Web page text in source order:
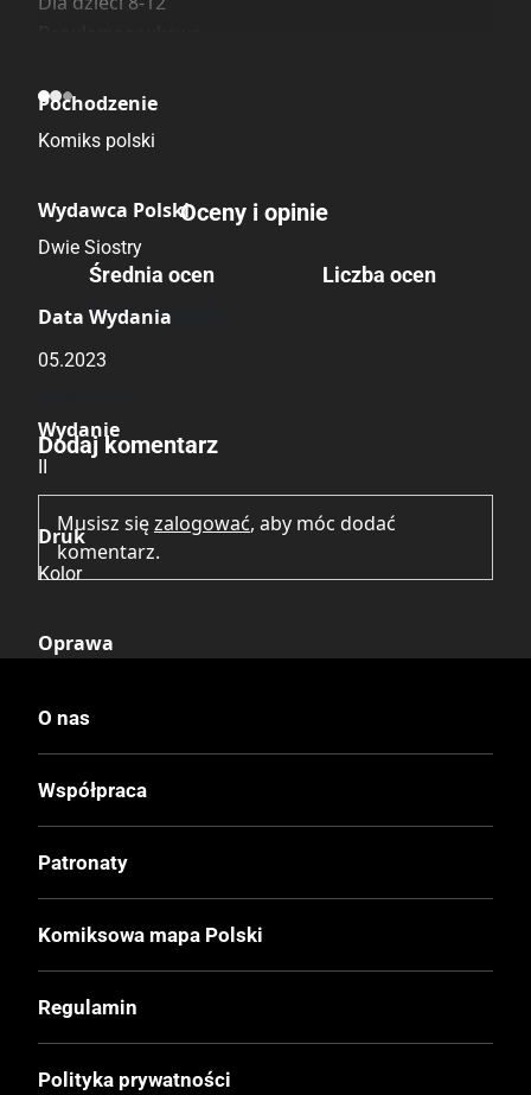
Pochodzenie
Komiks polski
Wydawca Polski
Dwie Siostry
Data Wydania
05.2023
Wydanie
Druk
Kolor
Oprawa
Format
272x370 mm
Liczba Stron
128
78,90 zł
EAN
Oceny i opinie
Średnia ocen
Brak głosów
Liczba ocen
Dodaj komentarz
Musisz sięzalogować, aby móc dodać
komentarz.
O nas
Współpraca
Patronaty
Komiksowa mapa Polski
Regulamin
Polityka prywatności